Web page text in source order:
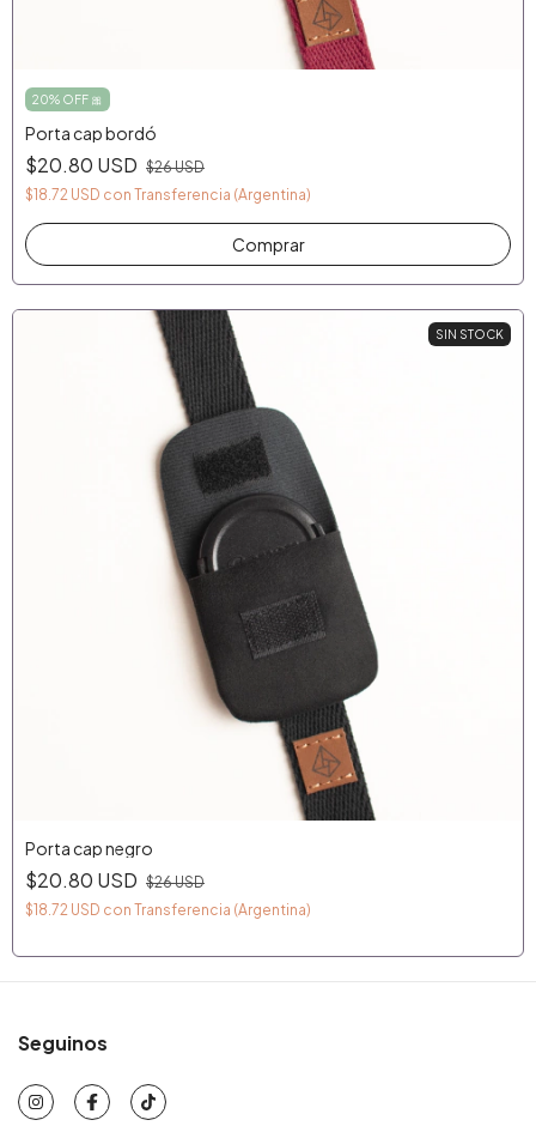
20% OFF 🎀
Porta cap bordó
$20.80 USD $26 USD
$18.72 USD con Transferencia (Argentina)
Comprar
SIN STOCK
Porta cap negro
$20.80 USD $26 USD
$18.72 USD con Transferencia (Argentina)
Seguinos